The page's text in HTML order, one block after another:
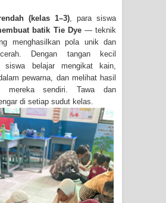
(kelas 1–3), para siswa
batik Tie Dye— teknik
menghasilkan pola unik dan
Dengan tangan kecil
siswa belajar mengikat kain,
pewarna, dan melihat hasil
mereka sendiri. Tawa dan
di setiap sudut kelas.